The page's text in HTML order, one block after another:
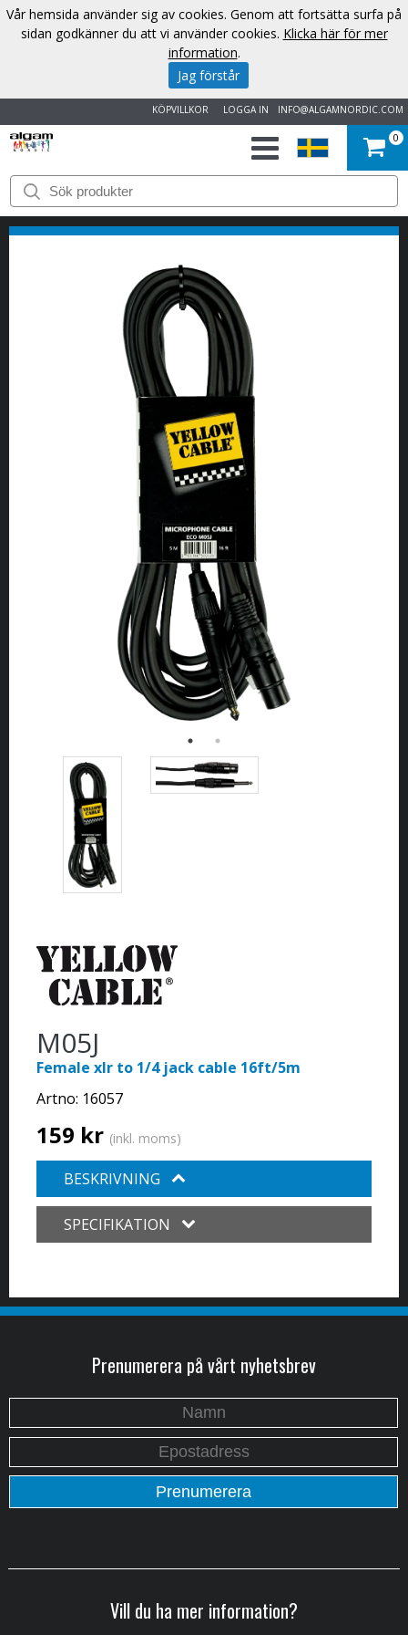
INFO@ALGAMNORDIC.COM
LOGGA IN
KÖPVILLKOR
START
VARUMÄRKEN
NYHETER
0
M05J
Female xlr to 1/4 jack cable 16ft/5m
Artno: 16057
159 kr (inkl. moms)
BESKRIVNING
SPECIFIKATION
Prenumerera på vårt nyhetsbrev
Vill du ha mer information?
Vår hemsida använder sig av cookies. Genom att fortsätta surfa på
sidan godkänner du att vi använder cookies. Klicka här för mer
information.
Jag förstår